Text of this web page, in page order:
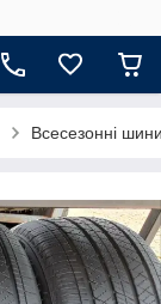
Всесезонні